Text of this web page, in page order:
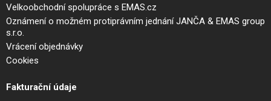
Velkoobchodní spolupráce s EMAS.cz
Oznámení o možném protiprávním jednání JANČA & EMAS group
s.r.o.
Vrácení objednávky
Cookies
Fakturační údaje